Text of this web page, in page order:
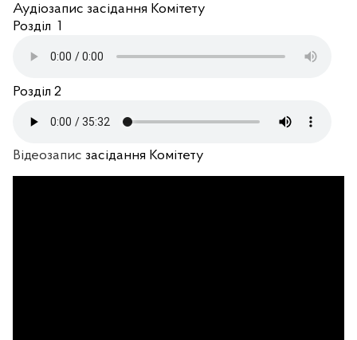
Аудіозапис засідання Комітету
Розділ 1
Розділ 2
Відеозапис засідання Комітету